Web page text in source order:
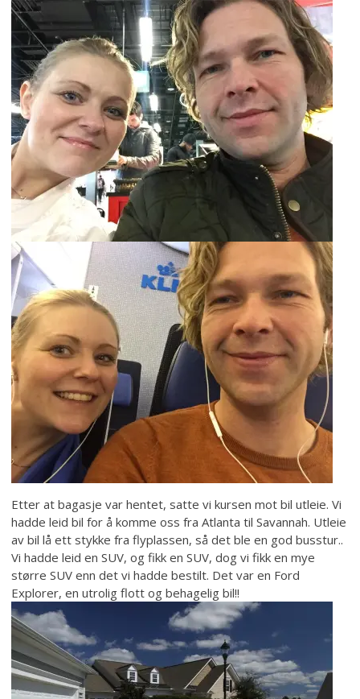
Etter at bagasje var hentet, satte vi kursen mot bil utleie. Vi
hadde leid bil for å komme oss fra Atlanta til Savannah. Utleie
av bil lå ett stykke fra flyplassen, så det ble en god busstur..
Vi hadde leid en SUV, og fikk en SUV, dog vi fikk en mye
større SUV enn det vi hadde bestilt. Det var en Ford
Explorer, en utrolig flott og behagelig bil!!